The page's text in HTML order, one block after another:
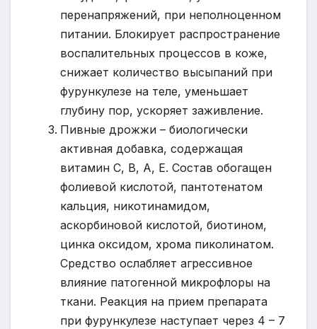
перенапряжений, при неполноценном
питании. Блокирует распространение
воспалительных процессов в коже,
снижает количество высыпаний при
фурункулезе на теле, уменьшает
глубину пор, ускоряет заживление.
Пивные дрожжи – биологически
активная добавка, содержащая
витамин С, В, А, Е. Состав обогащен
фолиевой кислотой, пантотенатом
кальция, никотинамидом,
аскорбиновой кислотой, биотином,
цинка оксидом, хрома пиколинатом.
Средство ослабляет агрессивное
влияние патогенной микрофлоры на
ткани. Реакция на прием препарата
при фурункулезе наступает через 4 – 7